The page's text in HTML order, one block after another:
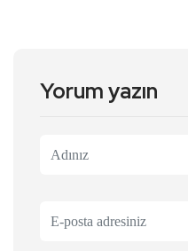
Yorum yazın